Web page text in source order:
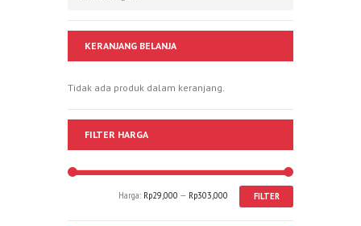
KERANJANG BELANJA
Tidak ada produk dalam keranjang.
FILTER HARGA
FILTER
Harga: Rp29,000 — Rp303,000